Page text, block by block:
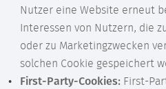
Nutzer eine Website erneut
Interessen von Nutzern, die
oder zu Marketingzwecken
solchen Cookie gespeichert
First-Party-Cookies: First-